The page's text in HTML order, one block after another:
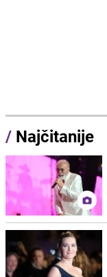
/ Najčitanije